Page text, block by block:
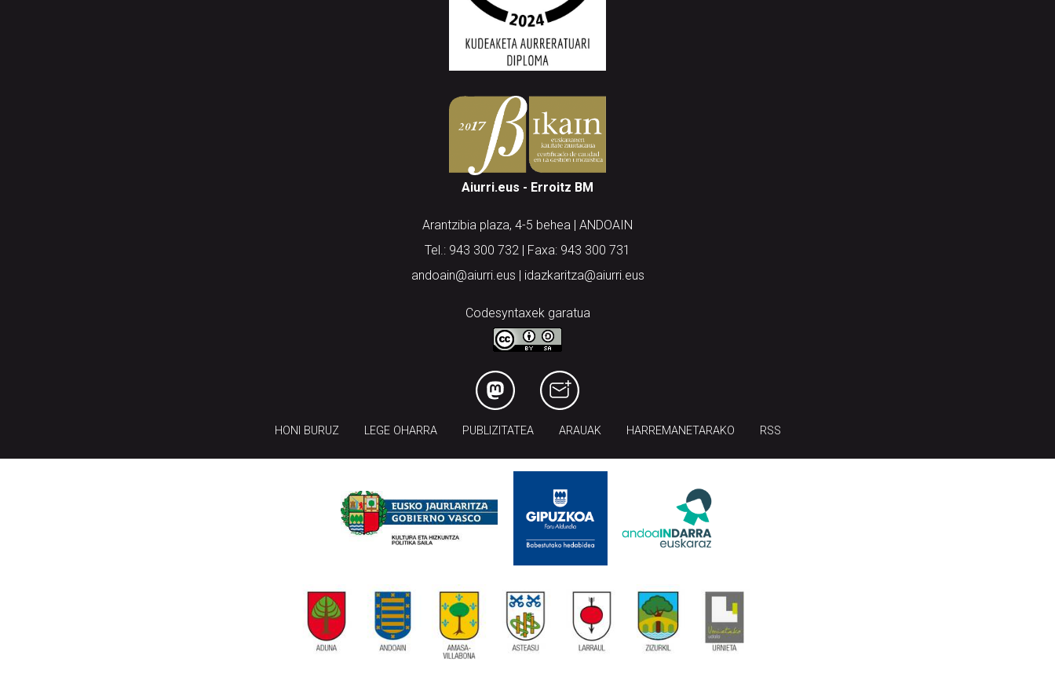
Aiurri.eus - Erroitz BM
Arantzibia plaza, 4-5 behea | ANDOAIN
Tel.: 943 300 732 | Faxa: 943 300 731
andoain@aiurri.eus | idazkaritza@aiurri.eus
Codesyntaxek garatua
HONI BURUZ LEGE OHARRA PUBLIZITATEA ARAUAK HARREMANETARAKO RSS